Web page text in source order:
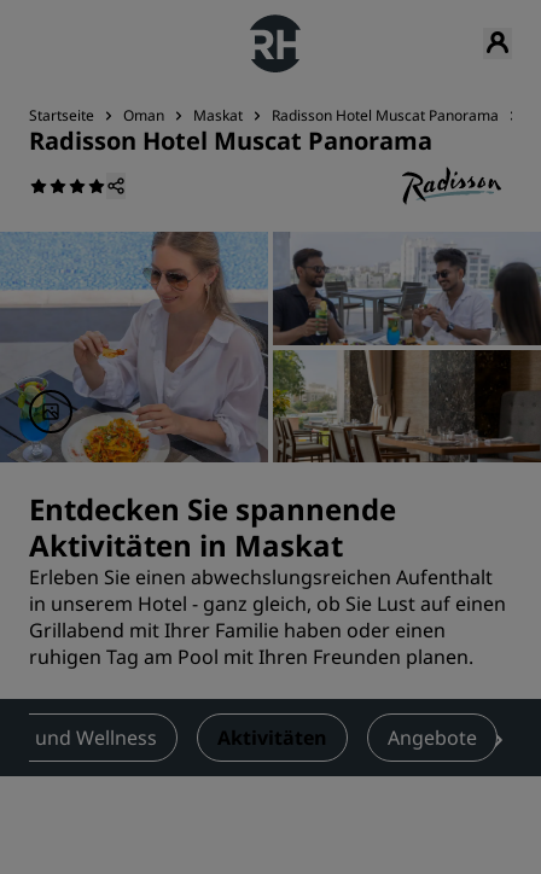
Startseite Oman Maskat Radisson Hotel Muscat Panorama
Radisson Hotel Muscat Panorama
Entdecken Sie spannende
Aktivitäten in Maskat
Erleben Sie einen abwechslungsreichen Aufenthalt
in unserem Hotel - ganz gleich, ob Sie Lust auf einen
Grillabend mit Ihrer Familie haben oder einen
ruhigen Tag am Pool mit Ihren Freunden planen.
und Wellness Aktivitäten Angebote